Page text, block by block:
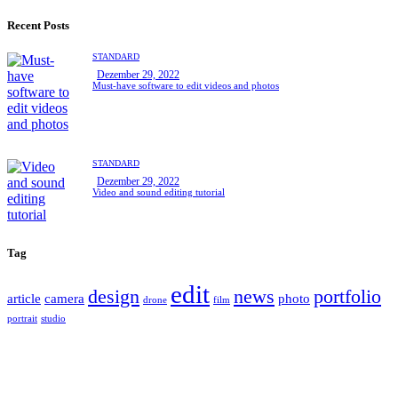
Recent Posts
STANDARD
Dezember 29, 2022
Must-have software to edit videos and photos
STANDARD
Dezember 29, 2022
Video and sound editing tutorial
Tag
article camera design drone edit film news photo portfolio
portrait studio